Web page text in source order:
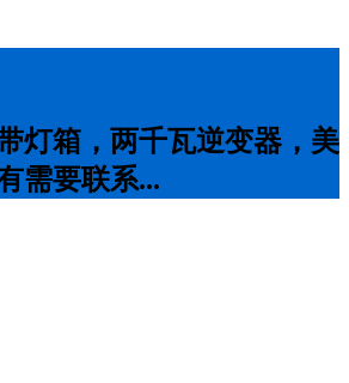
灯箱，两千瓦逆变器，美
需要联系...